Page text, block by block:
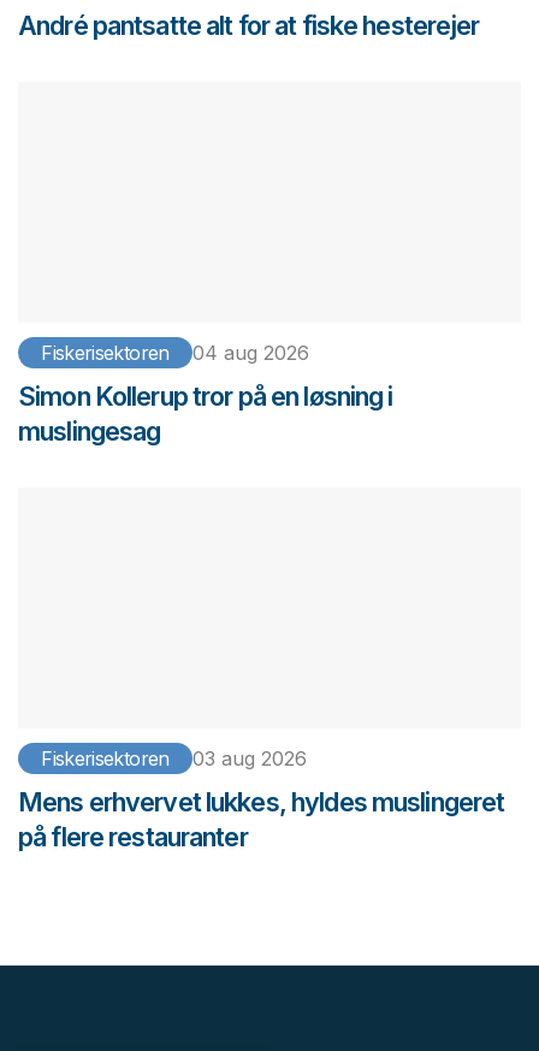
André pantsatte alt for at fiske hesterejer
Fiskerisektoren 04 aug 2026
Simon Kollerup tror på en løsning i
muslingesag
Fiskerisektoren 03 aug 2026
Mens erhvervet lukkes, hyldes muslingeret
på flere restauranter